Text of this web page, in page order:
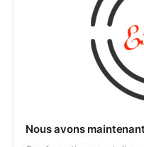
Nous avons